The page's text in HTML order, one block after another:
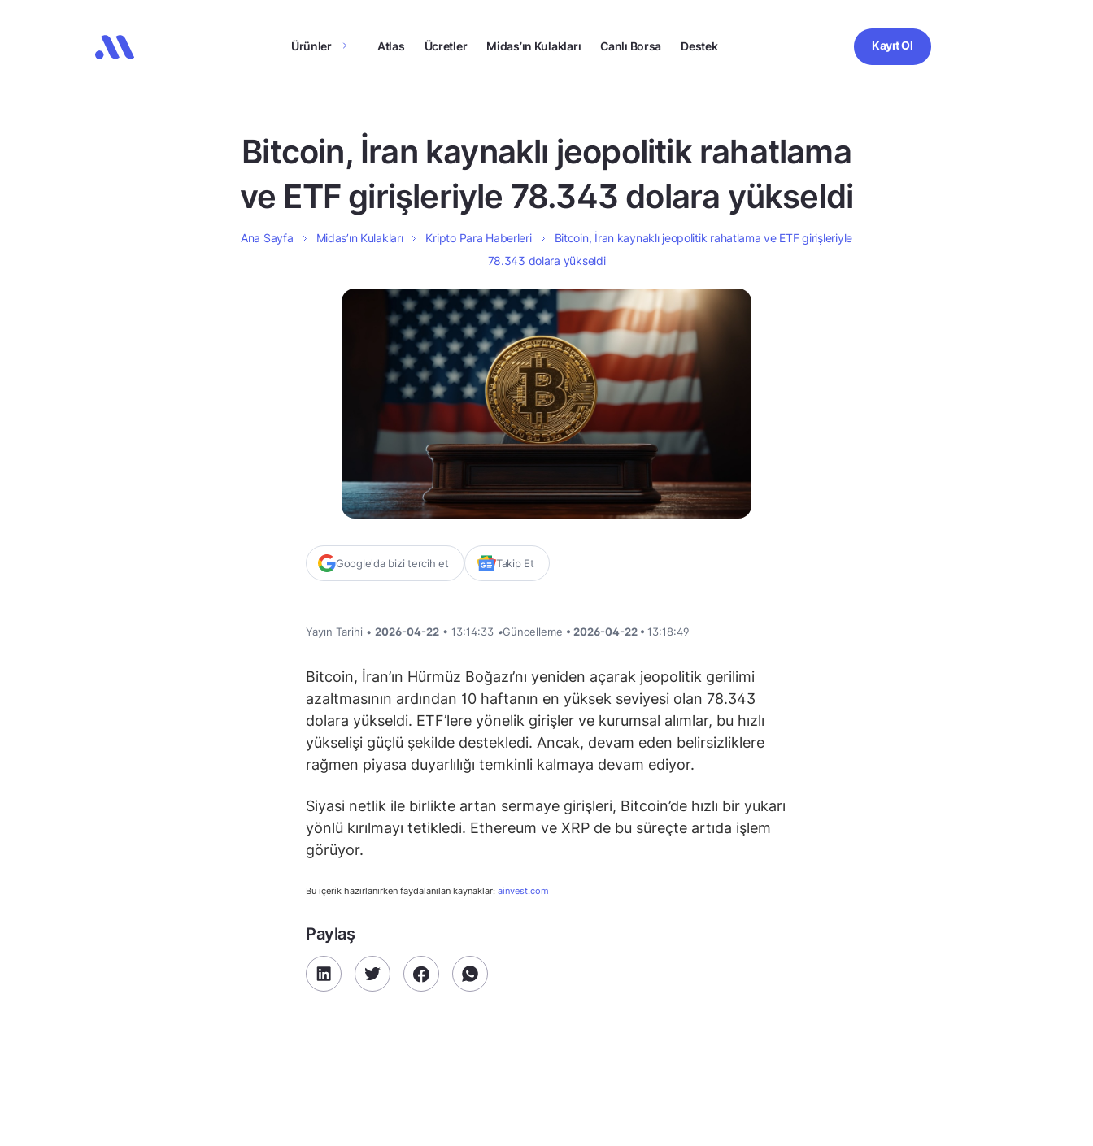
Ürünler Atlas Ücretler Midas’ın Kulakları Canlı Borsa Destek Kayıt Ol
Bitcoin, İran kaynaklı jeopolitik rahatlama
ve ETF girişleriyle 78.343 dolara yükseldi
Ana Sayfa Midas’ın Kulakları Kripto Para Haberleri
Bitcoin, İran kaynaklı jeopolitik rahatlama ve ETF girişleriyle
78.343 dolara yükseldi
Google'da bizi tercih et Takip Et
Yayın Tarihi • 2026-04-22 • 13:14:33 •Güncelleme • 2026-04-22 • 13:18:49
Bitcoin, İran’ın Hürmüz Boğazı’nı yeniden açarak jeopolitik gerilimi
azaltmasının ardından 10 haftanın en yüksek seviyesi olan 78.343
dolara yükseldi. ETF’lere yönelik girişler ve kurumsal alımlar, bu hızlı
yükselişi güçlü şekilde destekledi. Ancak, devam eden belirsizliklere
rağmen piyasa duyarlılığı temkinli kalmaya devam ediyor.
Siyasi netlik ile birlikte artan sermaye girişleri, Bitcoin’de hızlı bir yukarı
yönlü kırılmayı tetikledi. Ethereum ve XRP de bu süreçte artıda işlem
görüyor.
Bu içerik hazırlanırken faydalanılan kaynaklar: ainvest.com
Paylaş